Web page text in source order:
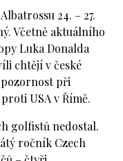
24. – 27.
Včetně aktuálního
Luka Donalda
chtějí v české
pozornost při
USA v Římě.
golfistů nedostal.
ročník Czech